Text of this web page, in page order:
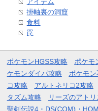
掛軸裏の洞窟
食料
罠
ポケモンHGSS攻略 ポケモ
ケモンダイパ攻略
ポケモ
コ攻略
アルトネリコ2攻略
タズム攻略
リーズのアト
聖剣伝説4・DS(COM)・